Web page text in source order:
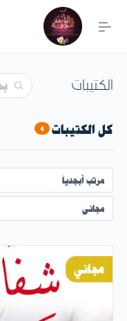
الكتيبات بحث
كل الكتيبات 4
مجاني